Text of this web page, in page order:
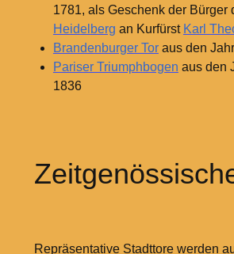
1781, als Geschenk der Bürger
Heidelberg an Kurfürst Karl
Brandenburger Toraus den
Pariser Triumphbogen aus den
1836
Repräsentative Stadttore werden